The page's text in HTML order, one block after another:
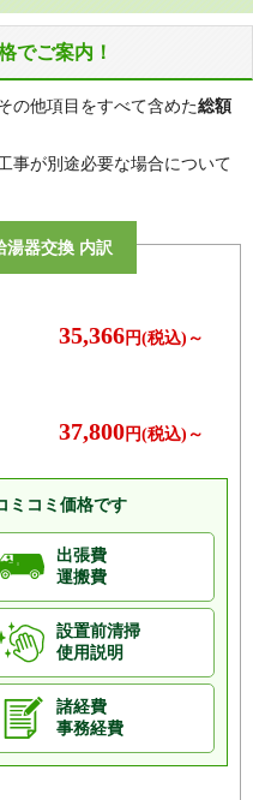
中千代、長峰一ノ切、長峰二ノ
切、新池、西阿野、錦町、西
、晩台町、桧原、平池、広内、
社、保示町、本郷町、本町
間、南飛渡、耳切、明和町、森
斧口
でご案内！
の他項目をすべて含めた総額
事が別途必要な場合について
湯器交換 内訳
35,366円(税込)～
37,800円(税込)～
ミコミ価格です
出張費
運搬費
設置前清掃
使用説明
諸経費
事務経費